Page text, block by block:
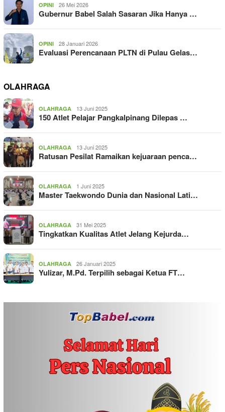
OPINI 26 Mei 2026
Gubernur Babel Salah Sasaran Jika Hanya …
OPINI 28 Januari 2026
Evaluasi Perencanaan PLTN di Pulau Gelas…
OLAHRAGA
OLAHRAGA 13 Juni 2025
150 Atlet Pelajar Pangkalpinang Dilepas …
OLAHRAGA 13 Juni 2025
Ratusan Pesilat Ramaikan kejuaraan penca…
OLAHRAGA 1 Juni 2025
Master Taekwondo Dunia dan Nasional Lati…
OLAHRAGA 31 Mei 2025
Tingkatkan Kualitas Atlet Jelang Kejurda…
OLAHRAGA 26 Januari 2025
Yulizar, M.Pd. Terpilih sebagai Ketua FT…